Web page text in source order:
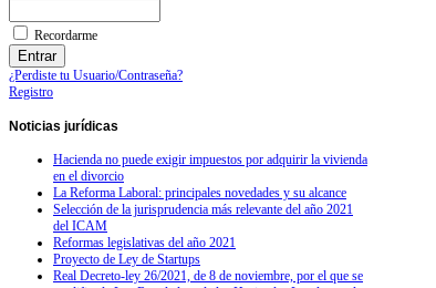
Recordarme
¿Perdiste tu Usuario/Contraseña?
Registro
Noticias jurídicas
Hacienda no puede exigir impuestos por adquirir la vivienda
en el divorcio
La Reforma Laboral: principales novedades y su alcance
Selección de la jurisprudencia más relevante del año 2021
del ICAM
Reformas legislativas del año 2021
Proyecto de Ley de Startups
Real Decreto-ley 26/2021, de 8 de noviembre, por el que se